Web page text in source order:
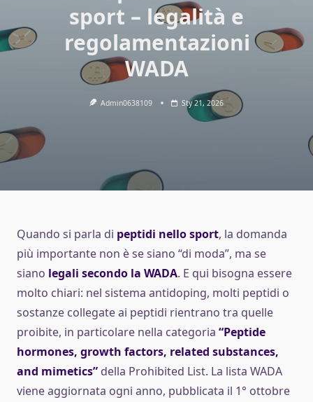
sport – legalità e
regolamentazioni
WADA
Admin0638109 Sty 21, 2026
Quando si parla di peptidi nello sport, la domanda
più importante non è se siano “di moda”, ma se
siano legali secondo la WADA. E qui bisogna essere
molto chiari: nel sistema antidoping, molti peptidi o
sostanze collegate ai peptidi rientrano tra quelle
proibite, in particolare nella categoria “Peptide
hormones, growth factors, related substances,
and mimetics” della Prohibited List. La lista WADA
viene aggiornata ogni anno, pubblicata il 1° ottobre